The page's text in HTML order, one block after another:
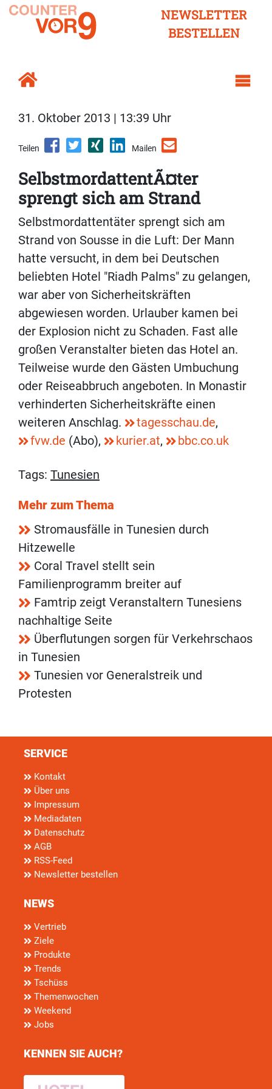
NEWSLETTER
BESTELLEN
31. Oktober 2013 | 13:39 Uhr
Teilen Mailen
SelbstmordattentÃ¤ter
sprengt sich am Strand
Selbstmordattentäter sprengt sich am
Strand von Sousse in die Luft: Der Mann
hatte versucht, in dem bei Deutschen
beliebten Hotel "Riadh Palms" zu gelangen,
war aber von Sicherheitskräften
abgewiesen worden. Urlauber kamen bei
der Explosion nicht zu Schaden. Fast alle
großen Veranstalter bieten das Hotel an.
Teilweise wurde den Gästen Umbuchung
oder Reiseabbruch angeboten. In Monastir
verhinderten Sicherheitskräfte einen
weiteren Anschlag.
tagesschau.de,
fvw.de (Abo), kurier.at, bbc.co.uk
Tags: Tunesien
Mehr zum Thema
Stromausfälle in Tunesien durch
Hitzewelle
Coral Travel stellt sein
Familienprogramm breiter auf
Famtrip zeigt Veranstaltern Tunesiens
nachhaltige Seite
Überflutungen sorgen für Verkehrschaos
in Tunesien
Tunesien vor Generalstreik und
Protesten
SERVICE
Kontakt
Über uns
Impressum
Mediadaten
Datenschutz
AGB
RSS-Feed
Newsletter bestellen
NEWS
Vertrieb
Ziele
Produkte
Trends
Tschüss
Themenwochen
Weekend
Jobs
KENNEN SIE AUCH?